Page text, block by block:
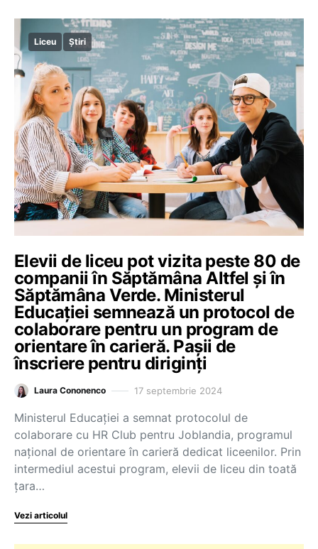
Liceu Știri
Elevii de liceu pot vizita peste 80 de
companii în Săptămâna Altfel și în
Săptămâna Verde. Ministerul
Educației semnează un protocol de
colaborare pentru un program de
orientare în carieră. Pașii de
înscriere pentru diriginți
Laura Cononenco 17 septembrie 2024
Ministerul Educaţiei a semnat protocolul de
colaborare cu HR Club pentru Joblandia, programul
naţional de orientare în carieră dedicat liceenilor. Prin
intermediul acestui program, elevii de liceu din toată
țara…
Vezi articolul